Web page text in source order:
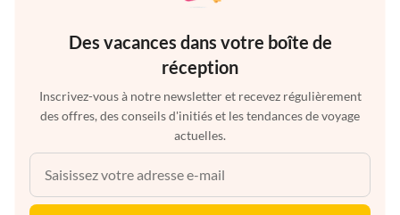
Des vacances dans votre boîte de
réception
Inscrivez-vous à notre newsletter et recevez régulièrement
des offres, des conseils d'initiés et les tendances de voyage
actuelles.